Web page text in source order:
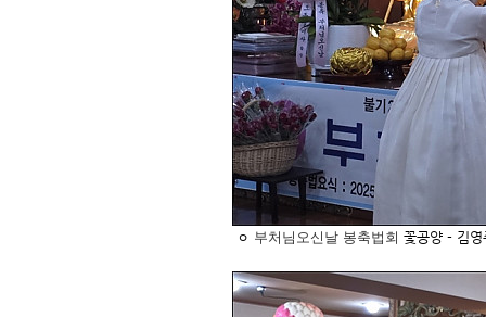
ㅇ 부처님오신날 봉축법회 꽃공양 - 김영